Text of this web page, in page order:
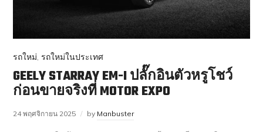
รถใหม่,รถใหม่ในประเทศ
GEELY STARRAY EM-I ปลั๊กอินตัวหรูโชว์
ก่อนขายจริงที่ MOTOR EXPO
24 พฤศจิกายน 2025 by Manbuster